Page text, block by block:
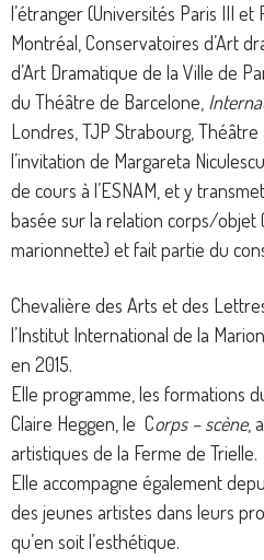
l’étranger (Universités Paris III et
Montréal, Conservatoires d’Art
d’Art Dramatique de la Ville de
du Théâtre de Barcelone,
Londres, TJP Strabourg, Théâtre
l’invitation de Margareta
de cours à l’ESNAM, et y
basée sur la relation corps/objet
marionnette) et fait partie du
Chevalière des Arts et des
l’Institut International de la
en 2015.
Elle programme, les formations
Claire Heggen, le Corps – scène,
artistiques de la Ferme de Trielle.
Elle accompagne également
des jeunes artistes dans leurs
qu’en soit l’esthétique.